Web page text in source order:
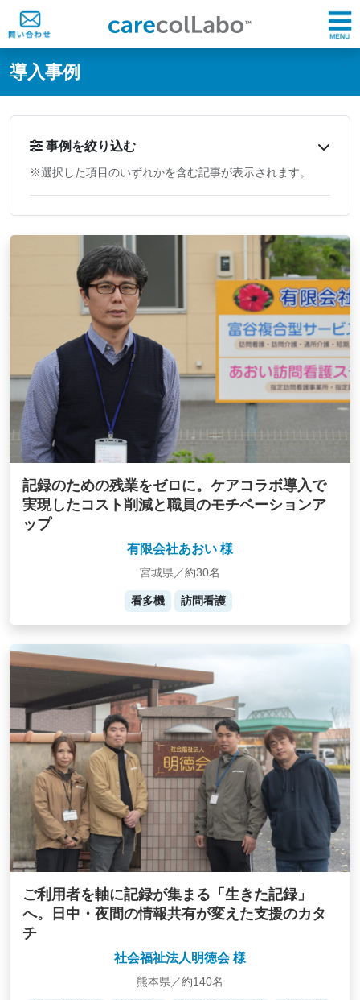
@ -0,0 +1,60 @@
導入事例
事例を絞り込む
※選択した項目のいずれかを含む記事が表示されます。
記録のための残業をゼロに。ケアコラボ導入で
実現したコスト削減と職員のモチベーションア
ップ
有限会社あおい 様
宮城県／約30名
看多機 訪問看護
ご利用者を軸に記録が集まる「生きた記録」
へ。日中・夜間の情報共有が変えた支援のカタ
チ
社会福祉法人明徳会 様
熊本県／約140名